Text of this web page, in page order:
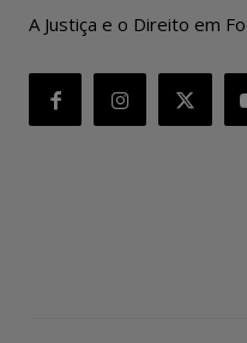
A Justiça e o Direito em